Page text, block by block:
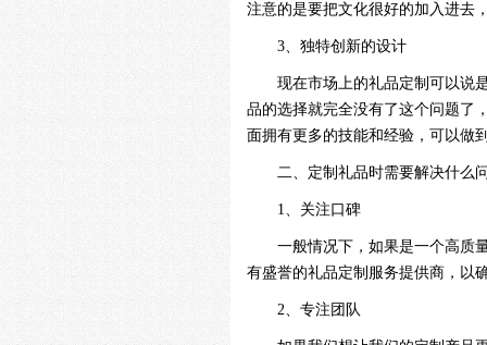
注意的是要把文化很好的加入进去
3、独特创新的设计
现在市场上的礼品定制可以说
品的选择就完全没有了这个问题了
面拥有更多的技能和经验，可以做
二、定制礼品时需要解决什么
1、关注口碑
一般情况下，如果是一个高质
有盛誉的礼品定制服务提供商，以
2、专注团队